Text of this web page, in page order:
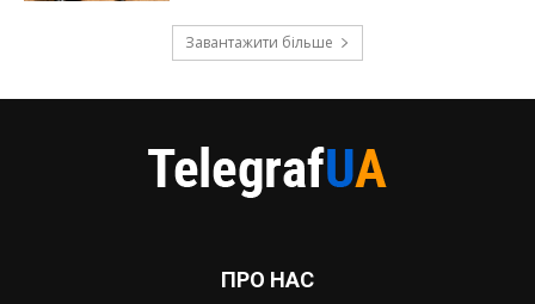
Завантажити більше
ПРО НАС